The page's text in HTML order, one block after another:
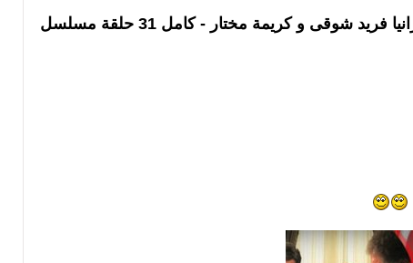
تحميل مسلسل يتربى فى عزو مسلسل يتربى فى عزو 2007 بطولة يحيي الفخرانى و رانيا فريد شوقى و كريمة مختار - كامل 31 حلقة مسلسل